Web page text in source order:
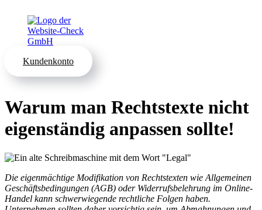
Kundenkonto
Warum man Rechtstexte nicht
eigenständig anpassen sollte!
Die eigenmächtige Modifikation von Rechtstexten wie Allgemeinen
Geschäftsbedingungen (AGB) oder Widerrufsbelehrung im Online-
Handel kann schwerwiegende rechtliche Folgen haben.